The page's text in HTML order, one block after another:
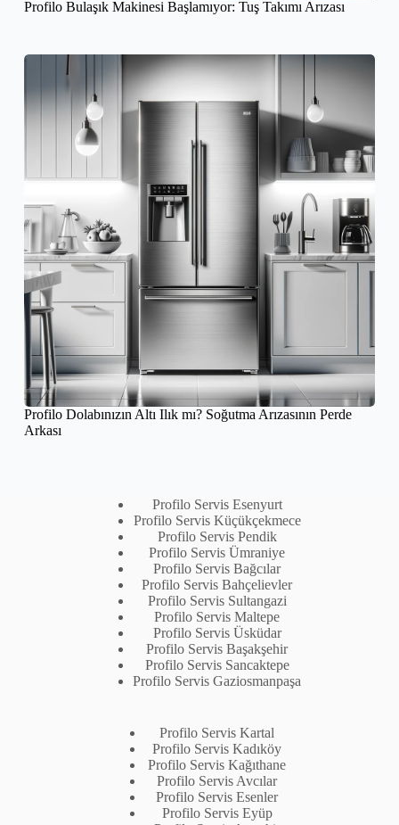
Profilo Bulaşık Makinesi Başlamıyor: Tuş Takımı Arızası
Profilo Dolabınızın Altı Ilık mı? Soğutma Arızasının Perde
Arkası
Profilo Servis Esenyurt
Profilo Servis Küçükçekmece
Profilo Servis Pendik
Profilo Servis Ümraniye
Profilo Servis Bağcılar
Profilo Servis Bahçelievler
Profilo Servis Sultangazi
Profilo Servis Maltepe
Profilo Servis Üsküdar
Profilo Servis Başakşehir
Profilo Servis Sancaktepe
Profilo Servis Gaziosmanpaşa
Profilo Servis Kartal
Profilo Servis Kadıköy
Profilo Servis Kağıthane
Profilo Servis Avcılar
Profilo Servis Esenler
Profilo Servis Eyüp